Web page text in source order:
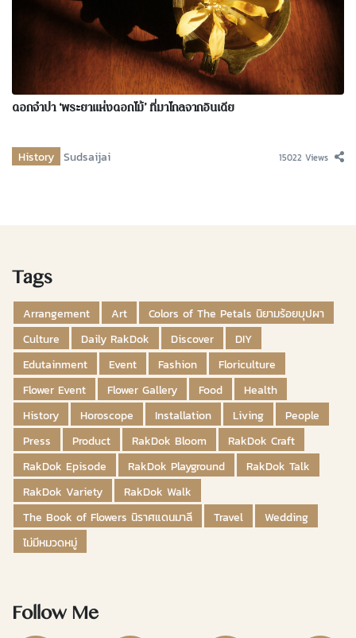
ดอกจำปา ‘พระยาแห่งดอกไม้’ ที่มาไกลจากอินเดีย
History Sudsaijai 15022 Views
Tags
Arrangement Art
Colors of The Petals นิยามร้อยบุปผา
Culture
Daily RakDok Discover
DIY
Edutainment
Event Fashion
Floriculture
Flower Event
Flower Gallery Food
Health
History
Horoscope Installation Living
People
Press
Product RakDok Bloom
RakDok Craft
RakDok Episode
RakDok Playground
RakDok Talk
RakDok Variety
RakDok Walk
The Book of Flowers นิราศแดนมาลี
Travel
Wedding
ไม่มีหมวดหมู่
Follow Me